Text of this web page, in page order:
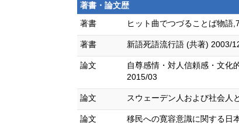
著書・論文歴
著書
ヒット曲でつづることば物語
著書 新語死語流行語 (共著) 2003/
論文
自尊感情・対人信頼感・文化
2015/03
論文 スウェーデン人および社会人
論文 移民への寛容意識に関する日